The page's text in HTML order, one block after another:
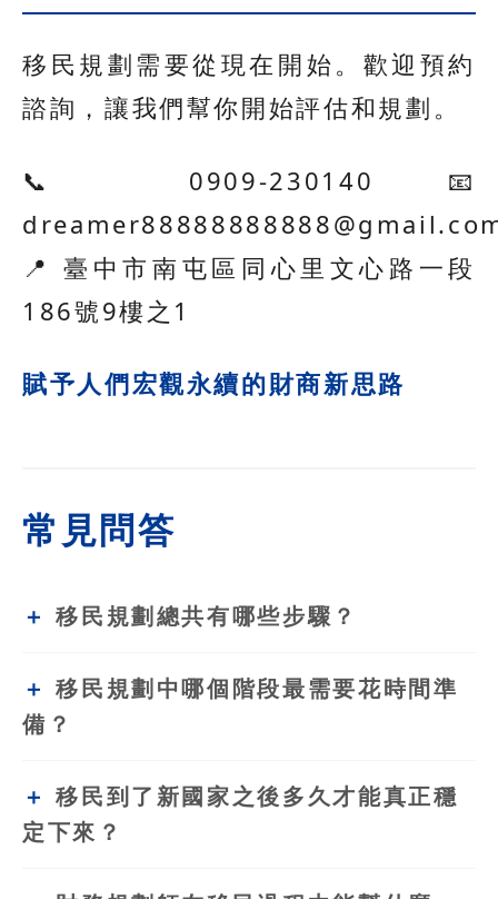
移民規劃需要從現在開始。歡迎預約
諮詢，讓我們幫你開始評估和規劃。
📞 0909-230140 📧
📍 臺中市南屯區同心里文心路一段
186號9樓之1
賦予人們宏觀永續的財商新思路
常見問答
移民規劃總共有哪些步驟？
移民規劃中哪個階段最需要花時間準
備？
移民到了新國家之後多久才能真正穩
定下來？